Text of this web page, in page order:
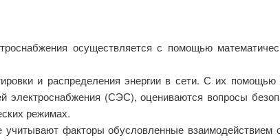
осуществляется с помощью
и распределения энергии в сети. С их
электроснабжения (СЭС), оцениваются вопросы
режимах.
учитывают факторы обусловленные